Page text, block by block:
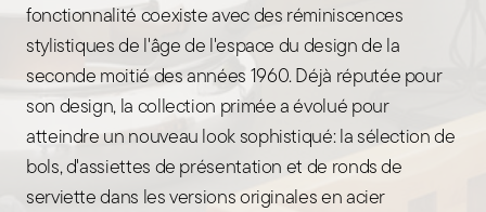
fonctionnalité coexiste avec des réminiscences
stylistiques de l'âge de l'espace du design de la
seconde moitié des années 1960. Déjà réputée pour
son design, la collection primée a évolué pour
atteindre un nouveau look sophistiqué: la sélection de
bols, d'assiettes de présentation et de ronds de
serviette dans les versions originales en acier